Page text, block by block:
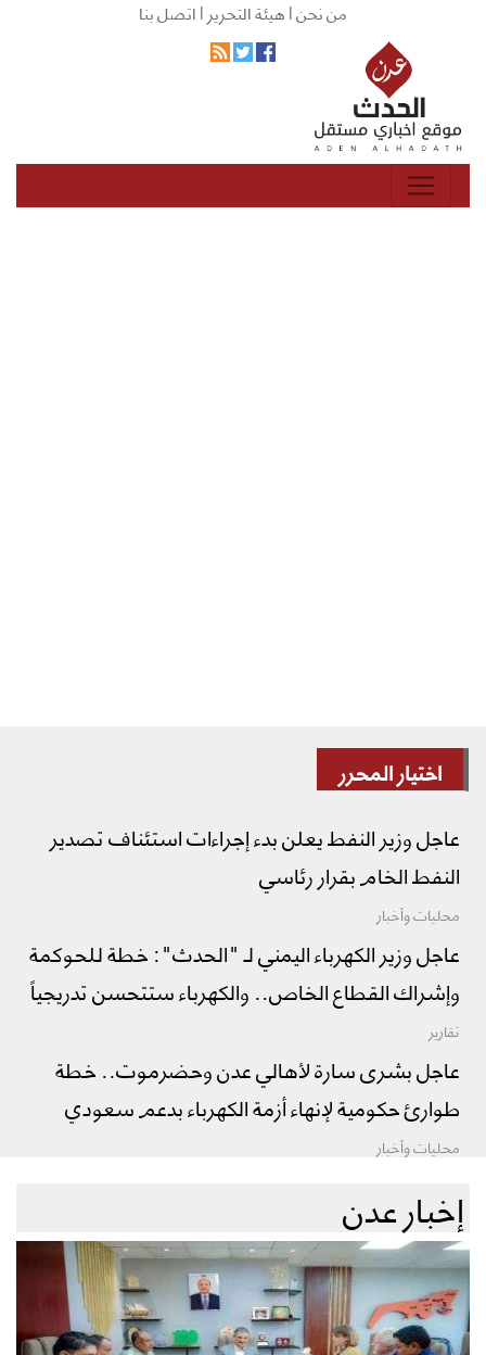
من نحن |هيئة التحرير |اتصل بنا
اختيار المحرر
عاجل وزير النفط يعلن بدء إجراءات استئناف تصدير
النفط الخام بقرار رئاسي
محليات وأخبار
عاجل وزير الكهرباء اليمني لـ "الحدث": خطة للحوكمة
وإشراك القطاع الخاص.. والكهرباء ستتحسن تدريجياً
تقارير
عاجل بشرى سارة لأهالي عدن وحضرموت.. خطة
طوارئ حكومية لإنهاء أزمة الكهرباء بدعم سعودي
محليات وأخبار
إخبار عدن